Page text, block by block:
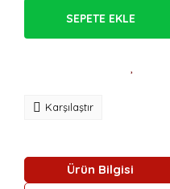
SEPETE EKLE
Karşılaştır
Ürün Bilgisi